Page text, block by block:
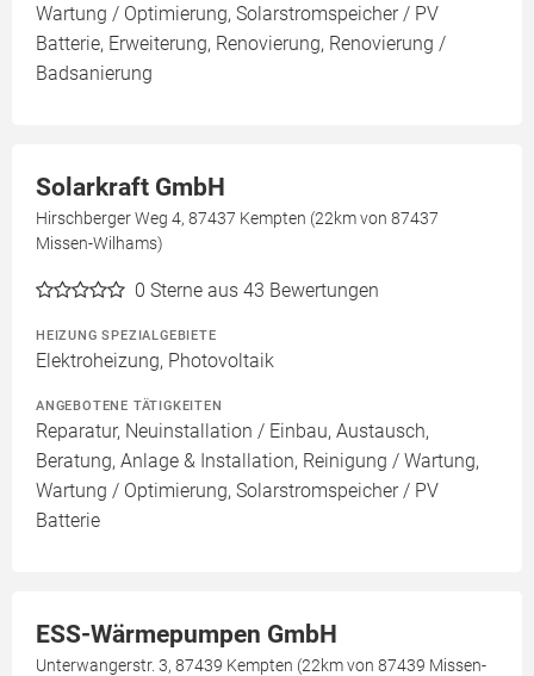
Wartung / Optimierung, Solarstromspeicher / PV
Batterie, Erweiterung, Renovierung, Renovierung /
Badsanierung
Solarkraft GmbH
Hirschberger Weg 4, 87437 Kempten (22km von 87437
Missen-Wilhams)
0 Sterne aus 43 Bewertungen
HEIZUNG SPEZIALGEBIETE
Elektroheizung, Photovoltaik
ANGEBOTENE TÄTIGKEITEN
Reparatur, Neuinstallation / Einbau, Austausch,
Beratung, Anlage & Installation, Reinigung / Wartung,
Wartung / Optimierung, Solarstromspeicher / PV
Batterie
ESS-Wärmepumpen GmbH
Unterwangerstr. 3, 87439 Kempten (22km von 87439 Missen-